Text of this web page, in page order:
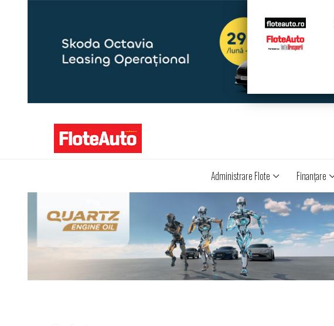
Administrare Flote Finanţare